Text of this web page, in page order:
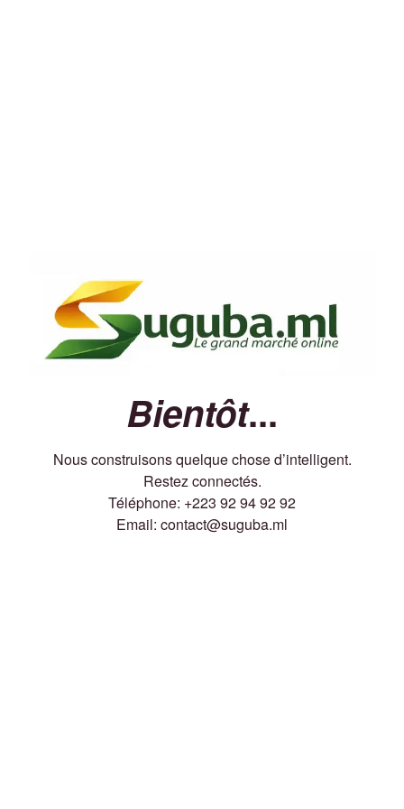
Bientôt...
Nous construisons quelque chose d’intelligent.
Restez connectés.
Téléphone: +223 92 94 92 92
Email: contact@suguba.ml